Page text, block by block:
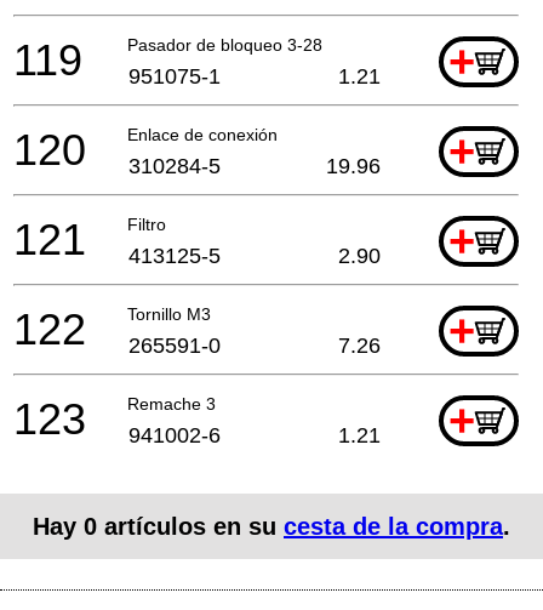
Pasador de bloqueo 3-28 +
119 951075-1 1.21
Enlace de conexión +
120 310284-5 19.96
Filtro +
121 413125-5 2.90
Tornillo M3 +
122 265591-0 7.26
Remache 3 +
123 941002-6 1.21
Hay 0 artículos en su cesta de la compra.